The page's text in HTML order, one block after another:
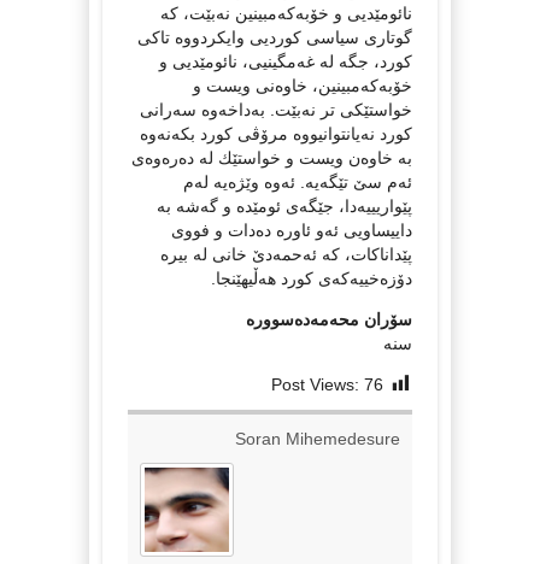
نائومێدیی و خۆبه‌كه‌مبینین نه‌بێت، كه‌
گوتاری سیاسی كوردیی وایكردووه‌ تاکی
کورد، جگە لە غەمگینیی، نائومێدیی و
خۆبەکەمبینین، خاوەنی ویست و
خواستێکی تر نه‌بێت. به‌داخه‌وه‌ سه‌رانی
كورد نه‌یانتوانیووه‌ مرۆڤی كورد بكه‌نه‌وه‌
به‌ خاوه‌ن ویست و خواستێك له‌ ده‌ره‌وه‌ی
ئه‌م سێ تێگه‌یه. ئه‌وه‌ وێژه‌یه‌ له‌م
پێواریییه‌دا، جێگه‌ی ئومێده‌ و گه‌شه‌ به‌
داییساویی ئه‌و ئاوره‌ ده‌دات و فووی
پێداناكات، كه‌ ئه‌حمه‌دێ خانی له‌ بیره‌
دۆزه‌خییه‌كه‌ی كورد هه‌ڵیهێنجا.
سۆران محه‌مه‌ده‌سووره‌
سنه‌
Post Views: 76
Soran Mihemedesure